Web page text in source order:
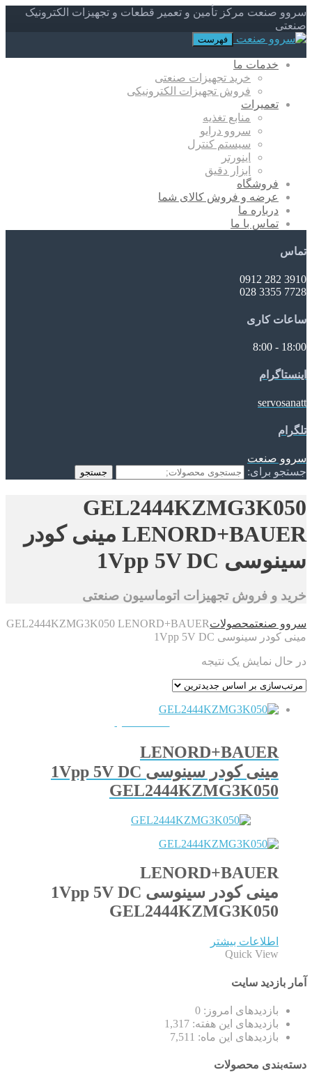
سروو صنعت مرکز تأمین و تعمیر قطعات و تجهیزات الکترونیک
صنعتی
فهرست
خدمات ما
خرید تجهیزات صنعتی
فروش تجهیزات الکترونیکی
تعمیرات
منابع تغذیه
سروو درایو
سیستم کنترل
اینورتر
ابزار دقیق
فروشگاه
عرضه و فروش کالای شما
درباره ما
تماس با ما
تماس
3910 282 0912
7728 3355 028
ساعات کاری
18:00 - 8:00
اینستاگرام
servosanatt
تلگرام
سروو صنعت
جستجو برای:
جستجو
GEL2444KZMG3K050
LENORD+BAUER مینی کودر
سینوسی 1Vpp 5V DC
خرید و فروش تجهیزات اتوماسیون صنعتی
سروو صنعتمحصولاتGEL2444KZMG3K050 LENORD+BAUER
مینی کودر سینوسی 1Vpp 5V DC
در حال نمایش یک نتیجه
LENORD+BAUER
مینی کودر سینوسی 1Vpp 5V DC
GEL2444KZMG3K050
LENORD+BAUER
مینی کودر سینوسی 1Vpp 5V DC
GEL2444KZMG3K050
اطلاعات بیشتر
Quick View
آمار بازدید سایت
بازدیدهای امروز: 0
بازدیدهای این هفته: 1,317
بازدیدهای این ماه: 7,511
دسته‌بندی محصولات